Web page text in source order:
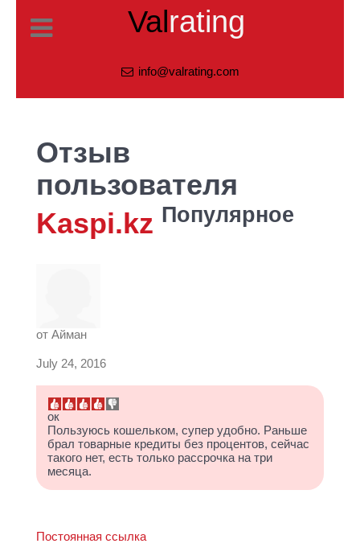
Valrating
info@valrating.com
Отзыв
пользователя
Kaspi.kz Популярное
от Айман
July 24, 2016
ок
Пользуюсь кошельком, супер удобно. Раньше
брал товарные кредиты без процентов, сейчас
такого нет, есть только рассрочка на три
месяца.
Постоянная ссылка